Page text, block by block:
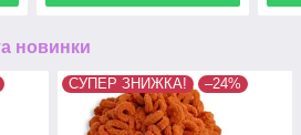
новинки
СУПЕР ЗНИЖКА! –24%